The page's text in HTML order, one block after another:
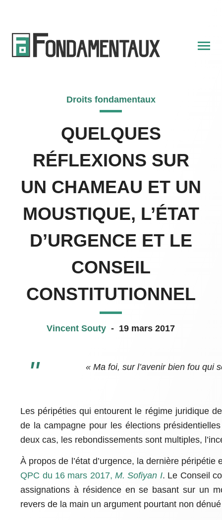
content
Droits fondamentaux
QUELQUES
RÉFLEXIONS SUR
UN CHAMEAU ET UN
MOUSTIQUE, L’ÉTAT
D’URGENCE ET LE
CONSEIL
CONSTITUTIONNEL
Vincent Souty - 19 mars 2017
« Ma foi, sur l’avenir bien fou qui
Les péripéties qui entourent le régime juridique
de la campagne pour les élections
deux cas, les rebondissements sont multiples,
À propos de l’état d’urgence, la dernière
QPC du 16 mars 2017,M. Sofiyan I. Le Conseil
assignations à résidence en se basant sur un
revers de la main un argument pourtant non